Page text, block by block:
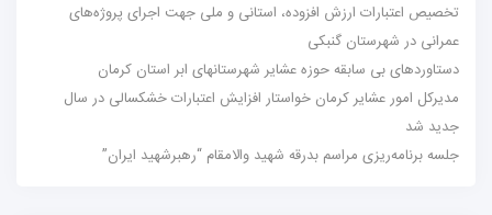
تخصیص اعتبارات ارزش افزوده، استانی و ملی جهت اجرای پروژه‌های
عمرانی در شهرستان گنبکی
دستاوردهای بی سابقه حوزه عشایر شهرستانهای ابر استان کرمان
مدیرکل امور عشایر کرمان خواستار افزایش اعتبارات خشکسالی در سال
جدید شد
جلسه برنامه‌ریزی مراسم بدرقه شهید والامقام “رهبرشهید ایران”